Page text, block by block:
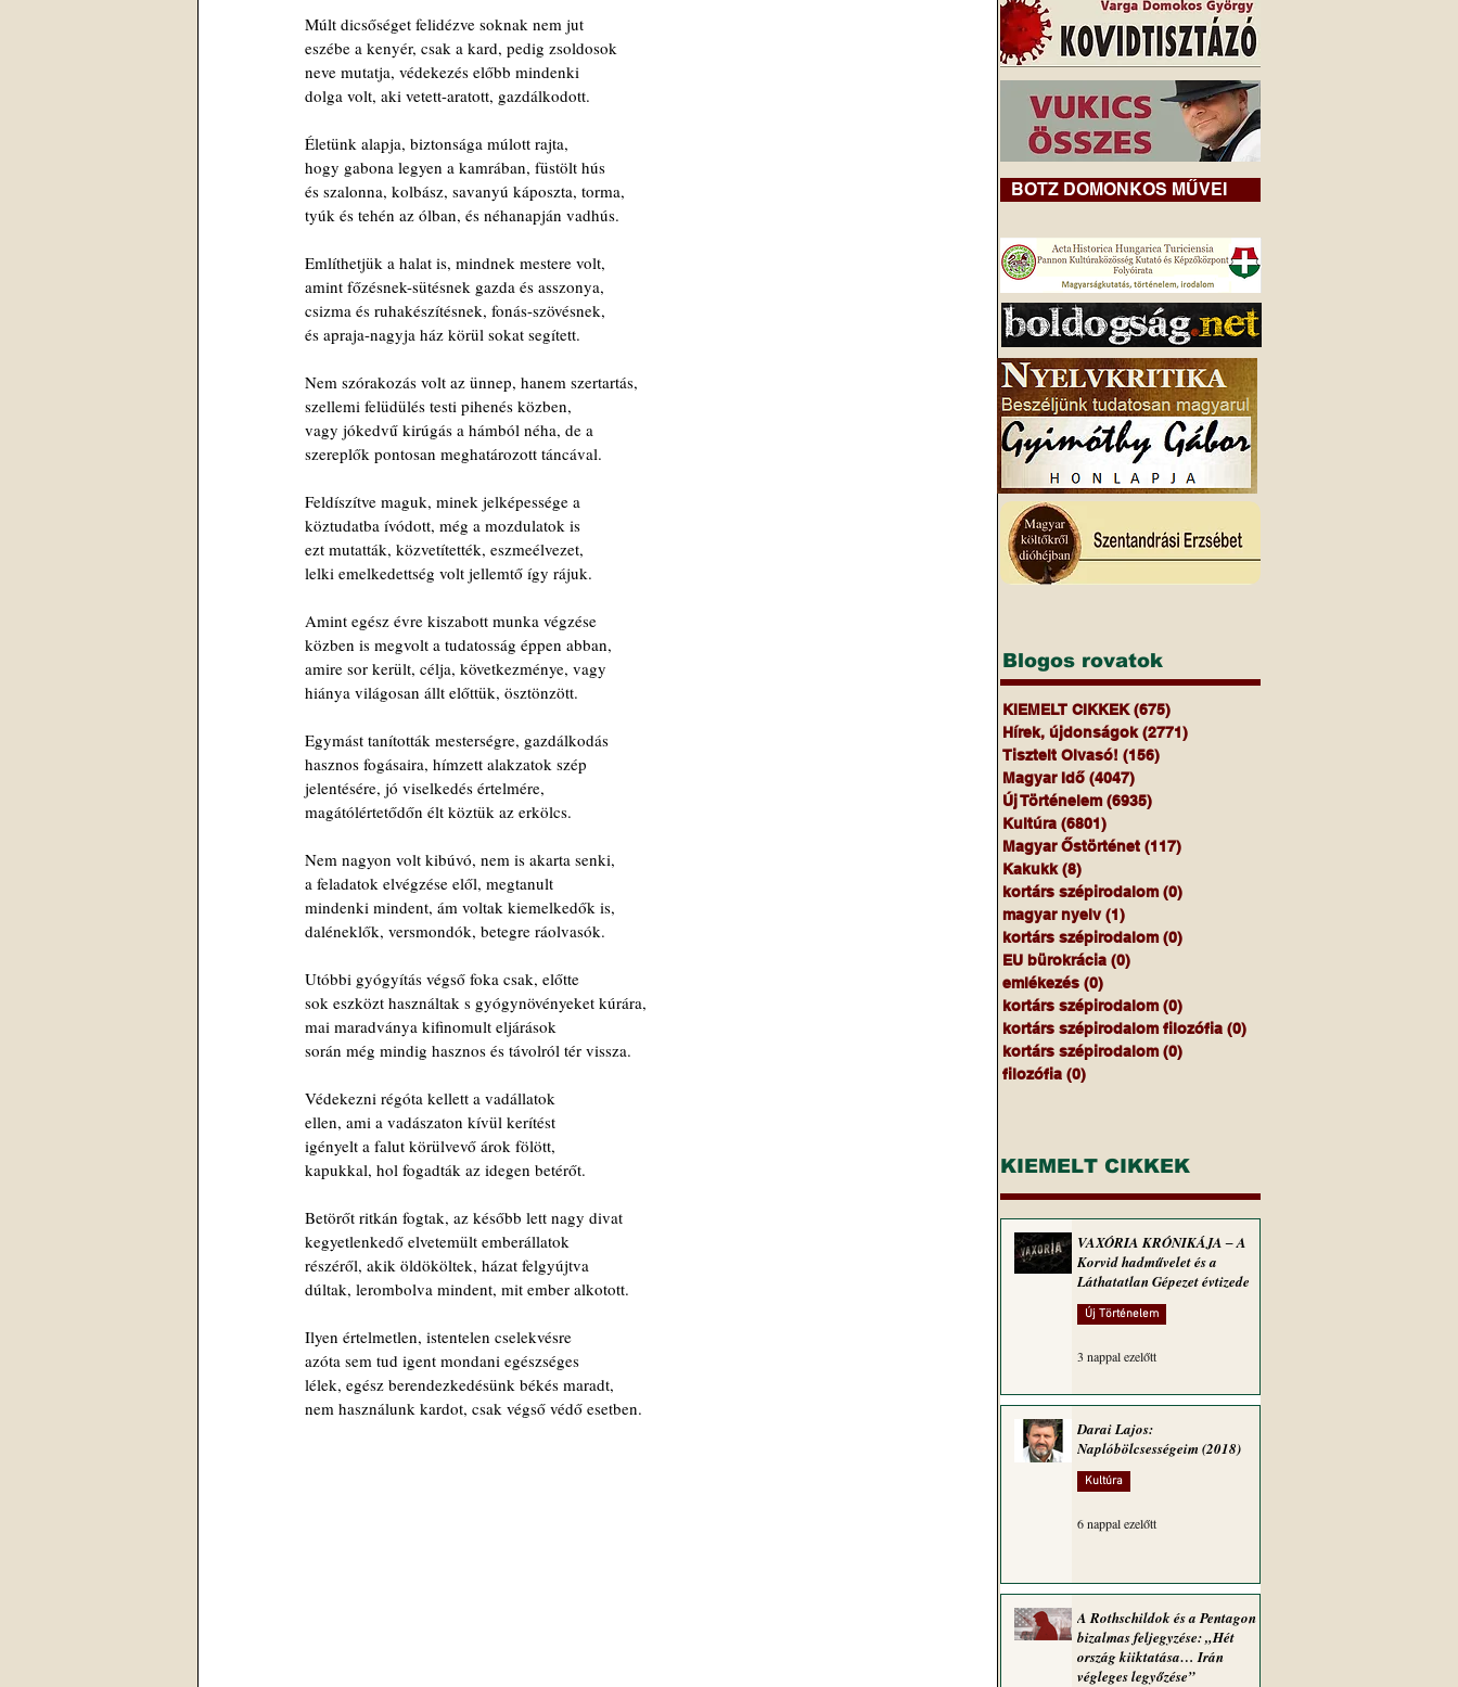
Múlt dicsőséget felidézve soknak nem jut
eszébe a kenyér, csak a kard, pedig zsoldosok
neve mutatja, védekezés előbb mindenki
dolga volt, aki vetett-aratott, gazdálkodott.
Életünk alapja, biztonsága múlott rajta,
hogy gabona legyen a kamrában, füstölt hús
és szalonna, kolbász, savanyú káposzta, torma,
tyúk és tehén az ólban, és néhanapján vadhús.
Említhetjük a halat is, mindnek mestere volt,
amint főzésnek-sütésnek gazda és asszonya,
csizma és ruhakészítésnek, fonás-szövésnek,
és apraja-nagyja ház körül sokat segített.
Nem szórakozás volt az ünnep, hanem szertartás,
szellemi felüdülés testi pihenés közben,
vagy jókedvű kirúgás a hámból néha, de a
szereplők pontosan meghatározott táncával.
Feldíszítve maguk, minek jelképessége a
köztudatba ívódott, még a mozdulatok is
ezt mutatták, közvetítették, eszmeélvezet,
lelki emelkedettség volt jellemtő így rájuk.
Amint egész évre kiszabott munka végzése
közben is megvolt a tudatosság éppen abban,
amire sor került, célja, következménye, vagy
hiánya világosan állt előttük, ösztönzött.
Egymást tanították mesterségre, gazdálkodás
hasznos fogásaira, hímzett alakzatok szép
jelentésére, jó viselkedés értelmére,
magátólértetődőn élt köztük az erkölcs.
Nem nagyon volt kibúvó, nem is akarta senki,
a feladatok elvégzése elől, megtanult
mindenki mindent, ám voltak kiemelkedők is,
daléneklők, versmondók, betegre ráolvasók.
Utóbbi gyógyítás végső foka csak, előtte
sok eszközt használtak s gyógynövényeket kúrára,
mai maradványa kifinomult eljárások
során még mindig hasznos és távolról tér vissza.
Védekezni régóta kellett a vadállatok
ellen, ami a vadászaton kívül kerítést
igényelt a falut körülvevő árok fölött,
kapukkal, hol fogadták az idegen betérőt.
Betörőt ritkán fogtak, az később lett nagy divat
kegyetlenkedő elvetemült emberállatok
részéről, akik öldököltek, házat felgyújtva
dúltak, lerombolva mindent, mit ember alkotott.
Ilyen értelmetlen, istentelen cselekvésre
azóta sem tud igent mondani egészséges
lélek, egész berendezkedésünk békés maradt,
nem használunk kardot, csak végső védő esetben.
BOTZ DOMONKOS MŰVEI
Blogos rovatok
KIEMELT CIKKEK (675)
Hírek, újdonságok (2771)
Tisztelt Olvasó! (156)
Magyar Idő (4047)
Új Történelem (6935)
Kultúra (6801)
Magyar Őstörténet (117)
Kakukk (8)
kortárs szépirodalom (0)
magyar nyelv (1)
kortárs szépirodalom (0)
EU bürokrácia (0)
emlékezés (0)
kortárs szépirodalom (0)
kortárs szépirodalom filozófia (0)
kortárs szépirodalom (0)
filozófia (0)
KIEMELT CIKKEK
VAXÓRIA KRÓNIKÁJA ‒ A
Korvid hadművelet és a
Láthatatlan Gépezet évtizede
Új Történelem
3 nappal ezelőtt
Darai Lajos:
Naplóbölcsességeim (2018)
Kultúra
6 nappal ezelőtt
A Rothschildok és a Pentagon
bizalmas feljegyzése: „Hét
ország kiiktatása… Irán
végleges legyőzése”